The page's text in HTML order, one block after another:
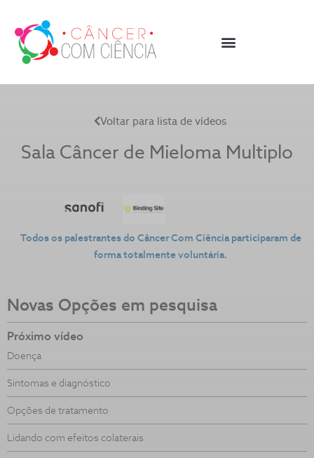
Voltar para lista de vídeos
Sala Câncer de Mieloma Multiplo
Todos os palestrantes do Câncer Com Ciência participaram de
forma totalmente voluntária.
Novas Opções em pesquisa
Próximo vídeo
Doença
Sintomas e diagnóstico
Opções de tratamento
Lidando com efeitos colaterais